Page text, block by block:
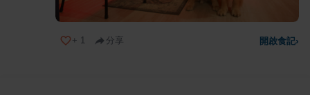
+ 1 分享 開啟食記›